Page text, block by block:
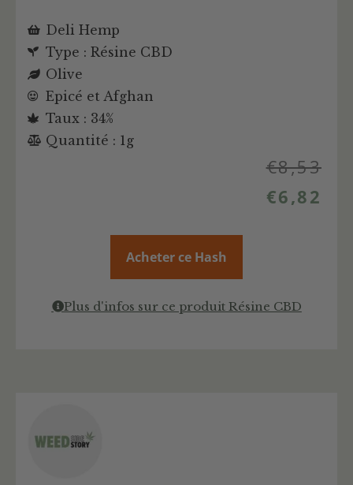
Deli Hemp
Type : Résine CBD
Olive
Epicé et Afghan
Taux : 34%
Quantité : 1g
€8,53
€6,82
Acheter ce Hash
Plus d'infos sur ce produit Résine CBD